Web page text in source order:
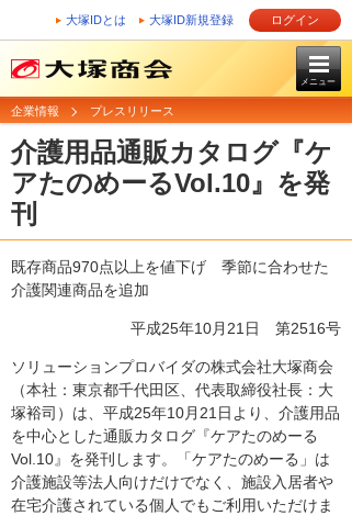
大塚IDとは 大塚ID新規登録 ログイン
メニュー
企業情報 プレスリリース
介護用品通販カタログ『ケ
アたのめーるVol.10』を発
刊
既存商品970点以上を値下げ 季節に合わせた
介護関連商品を追加
平成25年10月21日 第2516号
ソリューションプロバイダの株式会社大塚商会
（本社：東京都千代田区、代表取締役社長：大
塚裕司）は、平成25年10月21日より、介護用品
を中心とした通販カタログ『ケアたのめーる
Vol.10』を発刊します。「ケアたのめーる」は
介護施設等法人向けだけでなく、施設入居者や
在宅介護されている個人でもご利用いただけま